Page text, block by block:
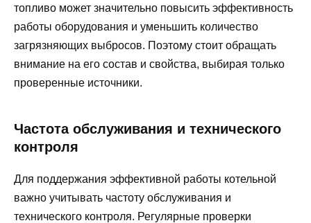
топливо может значительно повысить эффективность
работы оборудования и уменьшить количество
загрязняющих выбросов. Поэтому стоит обращать
внимание на его состав и свойства, выбирая только
проверенные источники.
Частота обслуживания и технического
контроля
Для поддержания эффективной работы котельной
важно учитывать частоту обслуживания и
технического контроля. Регулярные проверки